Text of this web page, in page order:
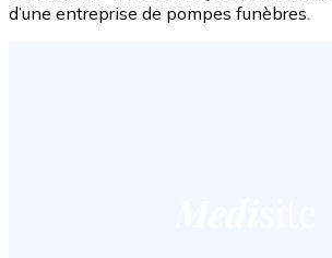
d’une entreprise de pompes funèbres.